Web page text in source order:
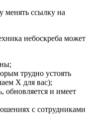
менять ссылку на
небоскреба может
трудно устоять
X для вас);
обновляется и имеет
с сотрудниками